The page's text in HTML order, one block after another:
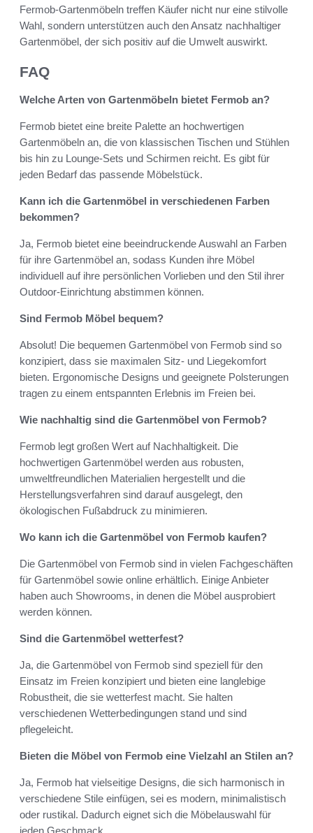
Fermob-Gartenmöbeln treffen Käufer nicht nur eine stilvolle
Wahl, sondern unterstützen auch den Ansatz nachhaltiger
Gartenmöbel, der sich positiv auf die Umwelt auswirkt.
FAQ
Welche Arten von Gartenmöbeln bietet Fermob an?
Fermob bietet eine breite Palette an hochwertigen
Gartenmöbeln an, die von klassischen Tischen und Stühlen
bis hin zu Lounge-Sets und Schirmen reicht. Es gibt für
jeden Bedarf das passende Möbelstück.
Kann ich die Gartenmöbel in verschiedenen Farben
bekommen?
Ja, Fermob bietet eine beeindruckende Auswahl an Farben
für ihre Gartenmöbel an, sodass Kunden ihre Möbel
individuell auf ihre persönlichen Vorlieben und den Stil ihrer
Outdoor-Einrichtung abstimmen können.
Sind Fermob Möbel bequem?
Absolut! Die bequemen Gartenmöbel von Fermob sind so
konzipiert, dass sie maximalen Sitz- und Liegekomfort
bieten. Ergonomische Designs und geeignete Polsterungen
tragen zu einem entspannten Erlebnis im Freien bei.
Wie nachhaltig sind die Gartenmöbel von Fermob?
Fermob legt großen Wert auf Nachhaltigkeit. Die
hochwertigen Gartenmöbel werden aus robusten,
umweltfreundlichen Materialien hergestellt und die
Herstellungsverfahren sind darauf ausgelegt, den
ökologischen Fußabdruck zu minimieren.
Wo kann ich die Gartenmöbel von Fermob kaufen?
Die Gartenmöbel von Fermob sind in vielen Fachgeschäften
für Gartenmöbel sowie online erhältlich. Einige Anbieter
haben auch Showrooms, in denen die Möbel ausprobiert
werden können.
Sind die Gartenmöbel wetterfest?
Ja, die Gartenmöbel von Fermob sind speziell für den
Einsatz im Freien konzipiert und bieten eine langlebige
Robustheit, die sie wetterfest macht. Sie halten
verschiedenen Wetterbedingungen stand und sind
pflegeleicht.
Bieten die Möbel von Fermob eine Vielzahl an Stilen an?
Ja, Fermob hat vielseitige Designs, die sich harmonisch in
verschiedene Stile einfügen, sei es modern, minimalistisch
oder rustikal. Dadurch eignet sich die Möbelauswahl für